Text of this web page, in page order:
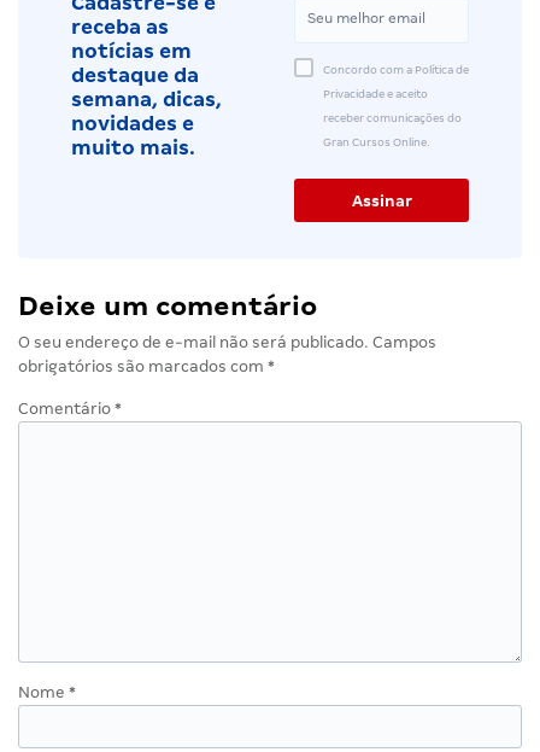
receba as
notícias em
destaque da
semana, dicas,
novidades e
muito mais.
Concordo com a Política de
Privacidade e aceito
receber comunicações do
Gran Cursos Online.
Deixe um comentário
O seu endereço de e-mail não será publicado. Campos
obrigatórios são marcados com *
Comentário *
Nome *